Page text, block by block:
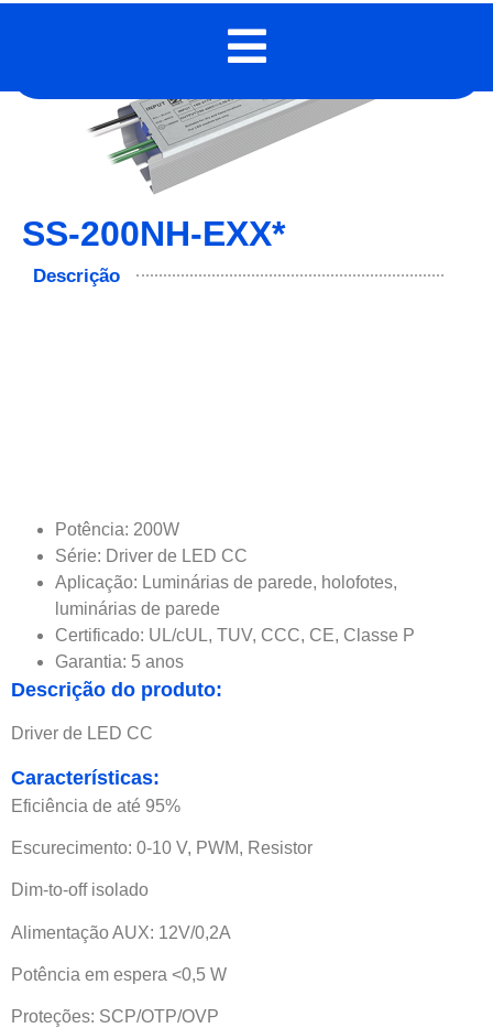
SS-200NH-EXX*
Descrição
Potência: 200W
Série: Driver de LED CC
Aplicação: Luminárias de parede, holofotes,
luminárias de parede
Certificado: UL/cUL, TUV, CCC, CE, Classe P
Garantia: 5 anos
Descrição do produto:
Driver de LED CC
Características:
Eficiência de até 95%
Escurecimento: 0-10 V, PWM, Resistor
Dim-to-off isolado
Alimentação AUX: 12V/0,2A
Potência em espera <0,5 W
Proteções: SCP/OTP/OVP